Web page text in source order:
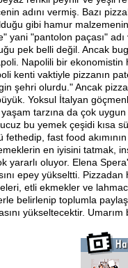
adını vermiş. Bazı
gibi hamur
yani "pantolon paçası"
pek belli değil. Ancak
Napolili bir ekonomistin
kenti vaktiyle pizzanın
şehri olurdu." Ancak
Yoksul İtalyan
tarzına da çok
bu yemek çeşidi kısa
fethedip, fast food
en iyisini tatmak,
yararlı oluyor. Elena
epey yükseltti. Pizzadan
etli ekmekler ve
belirlenip toplumla
yükseltecektir.